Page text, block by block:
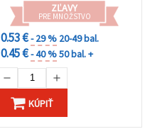
ZĽAVY
PRE MNOŽSTVO
0.53 €- 29 % 20-49 bal.
0.45 €- 40 %50 bal. +
KÚPIŤ